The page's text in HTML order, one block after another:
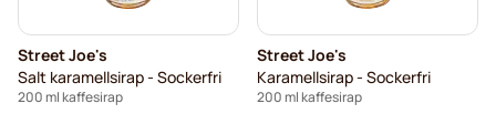
Street Joe's
Salt karamellsirap - Sockerfri
200 ml kaffesirap
Street Joe's
Karamellsirap - Sockerfri
200 ml kaffesirap